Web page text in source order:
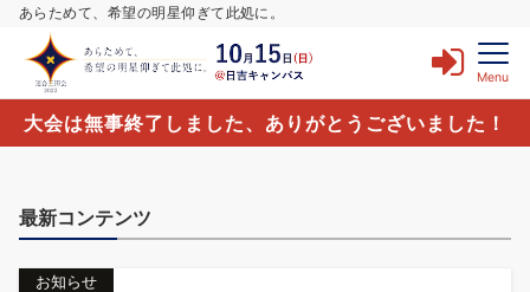
あらためて、希望の明星仰ぎて此処に。
Menu
大会は無事終了しました、ありがとうございました！
最新コンテンツ
お知らせ